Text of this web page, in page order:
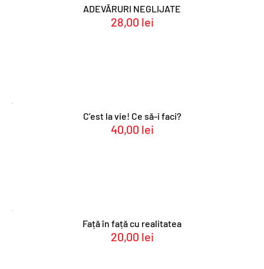
ADEVĂRURI NEGLIJATE
28,00 lei
C’est la vie! Ce să-i faci?
40,00 lei
Față în față cu realitatea
20,00 lei